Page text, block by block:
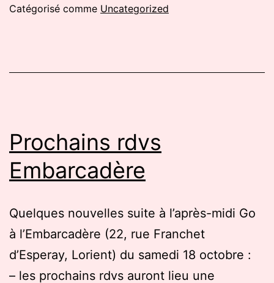
Catégorisé comme Uncategorized
Prochains rdvs
Embarcadère
Quelques nouvelles suite à l’après-midi Go
à l’Embarcadère (22, rue Franchet
d’Esperay, Lorient) du samedi 18 octobre :
– les prochains rdvs auront lieu une